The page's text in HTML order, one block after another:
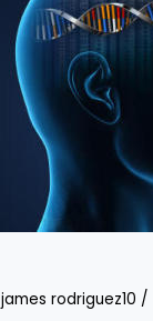
/
james rodriguez10